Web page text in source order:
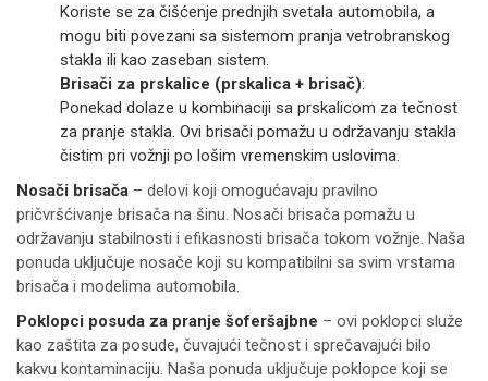
Koriste se za čišćenje prednjih svetala automobila, a
mogu biti povezani sa sistemom pranja vetrobranskog
stakla ili kao zaseban sistem.
Brisači za prskalice (prskalica + brisač):
Ponekad dolaze u kombinaciji sa prskalicom za tečnost
za pranje stakla. Ovi brisači pomažu u održavanju stakla
čistim pri vožnji po lošim vremenskim uslovima.
Nosači brisača – delovi koji omogućavaju pravilno
pričvršćivanje brisača na šinu. Nosači brisača pomažu u
održavanju stabilnosti i efikasnosti brisača tokom vožnje. Naša
ponuda uključuje nosače koji su kompatibilni sa svim vrstama
brisača i modelima automobila.
Poklopci posuda za pranje šoferšajbne – ovi poklopci služe
kao zaštita za posude, čuvajući tečnost i sprečavajući bilo
kakvu kontaminaciju. Naša ponuda uključuje poklopce koji se